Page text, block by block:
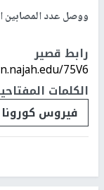
ووصل عدد المصابين
رابط قصير
75V6/
الكلمات
فيروس كورونا